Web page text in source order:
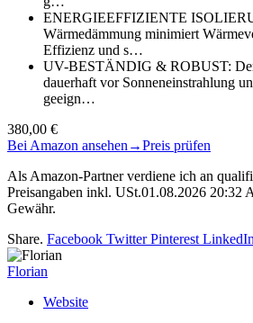
ENERGIEEFFIZIENTE
Wärmedämmung minimiert
Effizienz und s…
UV-BESTÄNDIG & ROBUST:
dauerhaft vor Sonneneinstrahlung
geeign…
380,00 €
Bei Amazon ansehen →Preis prüfen
Als Amazon-Partner verdiene ich an
Preisangaben inkl. USt.01.08.2026 20:32
Gewähr.
Share. Facebook Twitter Pinterest LinkedIn
Florian
Website